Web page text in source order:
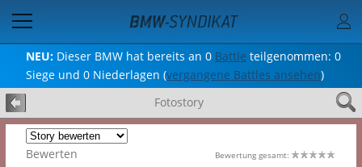
NEU: Dieser BMW hat bereits an 0 Battle teilgenommen: 0
Siege und 0 Niederlagen (vergangene Battles ansehen)
Fotostory
Bewerten
Bewertung gesamt: